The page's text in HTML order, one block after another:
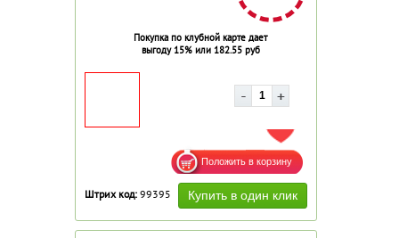
Покупка по клубной карте дает
выгоду 15% или 182.55 руб
ДОБАВИТЬ В ИЗБРАННОЕ
Штрих код: 99395